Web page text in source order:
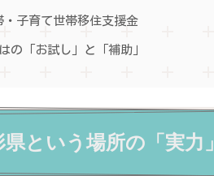
・子育て世帯移住支援金
の「お試し」と「補助」
という場所の「実力」